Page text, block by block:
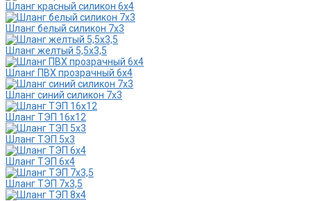
Шланг красный силикон 6х4
Шланг белый силикон 7х3
Шланг желтый 5,5х3,5
Шланг ПВХ прозрачный 6х4
Шланг синий силикон 7х3
Шланг ТЭП 16х12
Шланг ТЭП 5х3
Шланг ТЭП 6х4
Шланг ТЭП 7х3,5